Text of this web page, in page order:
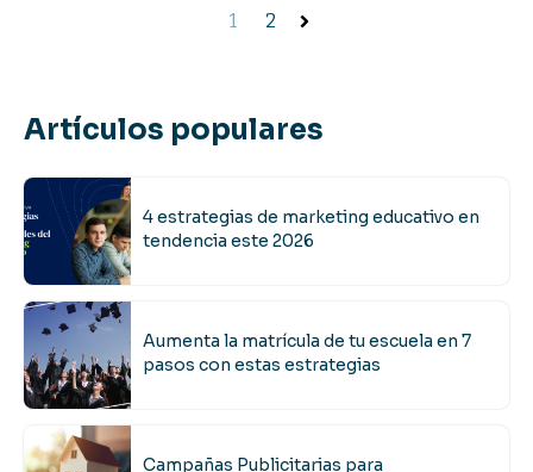
1 2
Artículos populares
4 estrategias de marketing educativo en
tendencia este 2026
Aumenta la matrícula de tu escuela en 7
pasos con estas estrategias
Campañas Publicitarias para